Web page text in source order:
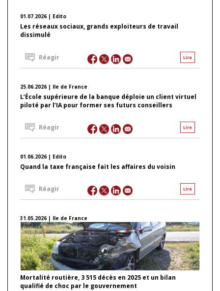
01.07.2026 | Edito
Les réseaux sociaux, grands exploiteurs de travail
dissimulé
Lire
Réagir
25.06.2026 | Ile de France
L’École supérieure de la banque déploie un client virtuel
piloté par l’IA pour former ses futurs conseillers
Lire
Réagir
01.06.2026 | Edito
Quand la taxe française fait les affaires du voisin
Lire
Réagir
31.05.2026 | Ile de France
Mortalité routière, 3 515 décès en 2025 et un bilan
qualifié de choc par le gouvernement